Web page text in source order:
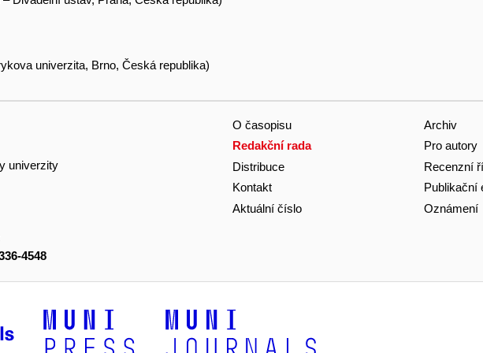
univerzita, Brno, Česká republika)
univerzity
4548
O časopisu
Redakční rada
Distribuce
Kontakt
Aktuální číslo
Archiv
Pro autory
Recenzní
Publikační
Oznámení